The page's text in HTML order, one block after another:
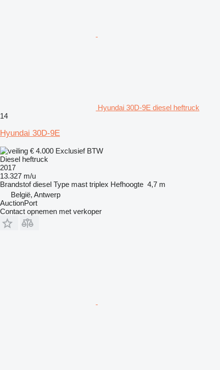
Hyundai 30D-9E diesel heftruck
14
Hyundai 30D-9E
€ 4.000 Exclusief BTW
Diesel heftruck
2017
13.327 m/u
Brandstof diesel Type mast triplex Hefhoogte 4,7 m
België, Antwerp
AuctionPort
Contact opnemen met verkoper